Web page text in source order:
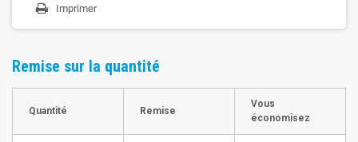
Imprimer
Remise sur la quantité
Quantité Remise
Vous
économisez